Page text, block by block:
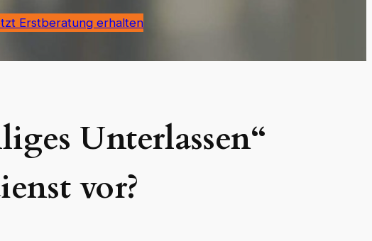
Erstberatung erhalten
Unterlassen“
vor?